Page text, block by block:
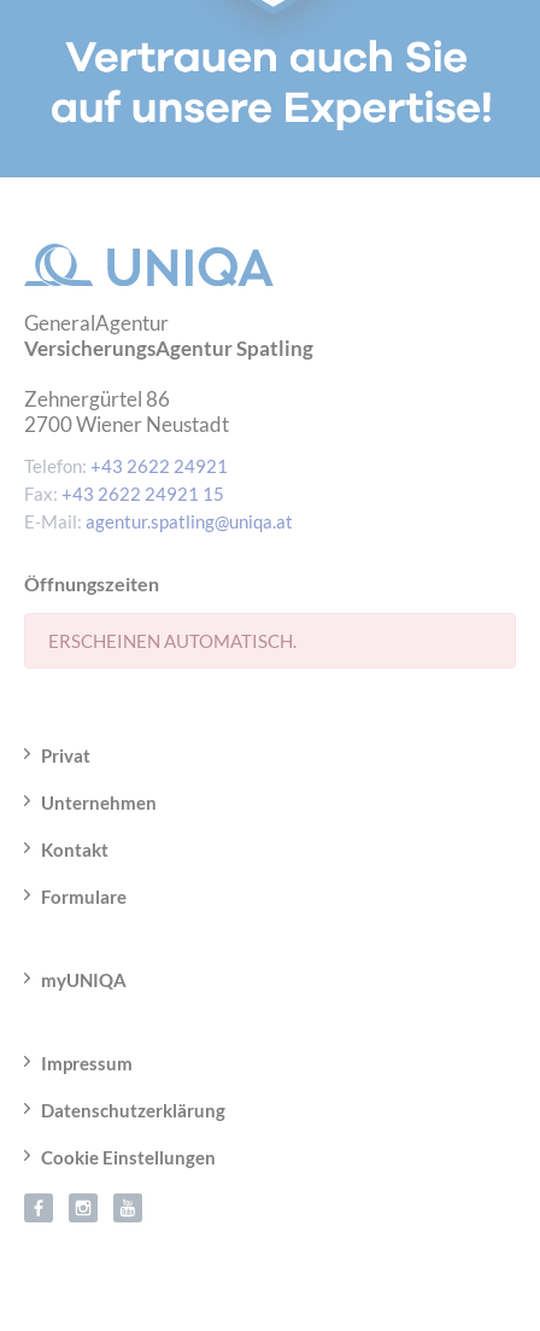
GeneralAgentur
VersicherungsAgentur Spatling
Zehnergürtel 86
2700Wiener Neustadt
Telefon: +43 2622 24921
Fax: +43 2622 24921 15
E-Mail: agentur.spatling@uniqa.at
Öffnungszeiten
ERSCHEINEN AUTOMATISCH.
Privat
Unternehmen
Kontakt
Formulare
myUNIQA
Impressum
Datenschutzerklärung
Cookie Einstellungen